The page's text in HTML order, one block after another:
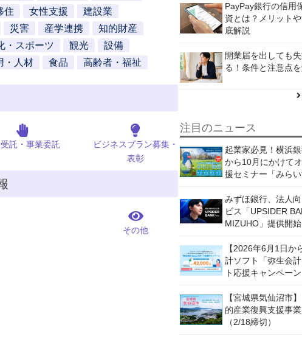
住 女性支援
建設業
災害 産学連携
知的財産
・スポーツ 観光
設備
・人材 食品 高齢者・福祉
託・事業委託
ビジネスプラン募集・
表彰
その他
PayPay銀行の信用
資とは？メリット
底解説
開業届を出しても
る！条件と注意点
注目のニュース
起業家必見！横浜
から10月にかけて
援セミナー「みら
みずほ銀行、法人
ビス「UPSIDER
MIZUHO」提供開始
【2026年6月1日か
計ソフト「弥生会
ト応援キャンペーン
【宮城県気仙沼市
的産業復興支援事業
（2/18締切）